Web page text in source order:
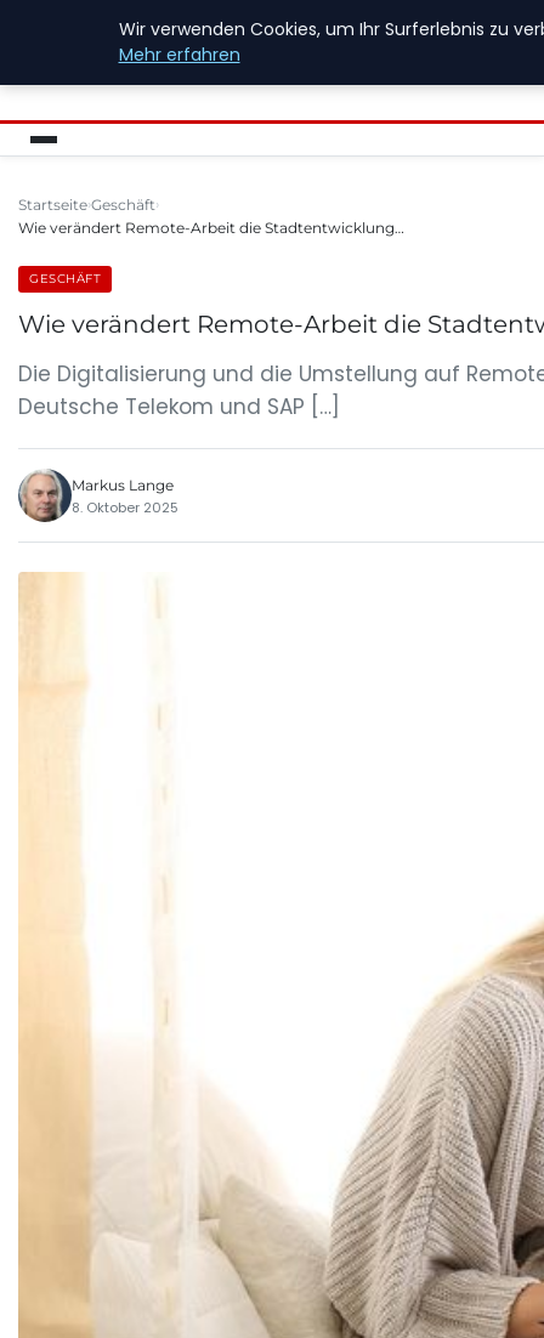
FIREWALLINFO
Startseite Geschäft
Wie verändert Remote-Arbeit die Stadtentwicklung…
GESCHÄFT
Wie verändert Remote-Arbeit die
Die Digitalisierung und die Umstellung auf
Deutsche Telekom und SAP […]
Markus Lange
8. Oktober 2025
Wir verwenden Cookies, um Ihr Surferlebnis zu
Mehr erfahren